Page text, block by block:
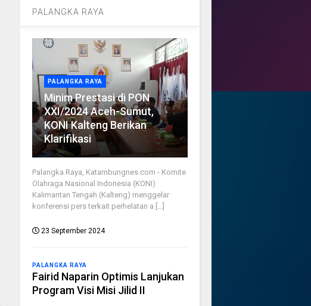
PALANGKA RAYA
PALANGKA RAYA
Minim Prestasi di PON
XXI/2024 Aceh-Sumut,
KONI Kalteng Berikan
Klarifikasi
Palangka Raya, Katambungnes.com - Komite
Olahraga Nasional Indonesia (KONI)
Kalimantan Tengah (Kalteng) menggelar
konferensi pers terkait perhelatan a [...]
23 September 2024
PALANGKA RAYA
Fairid Naparin Optimis Lanjukan
Program Visi Misi Jilid II